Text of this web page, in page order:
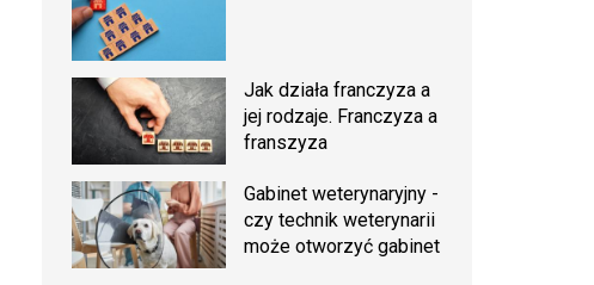
Jak działa franczyza a
jej rodzaje. Franczyza a
franszyza
Gabinet weterynaryjny -
czy technik weterynarii
może otworzyć gabinet